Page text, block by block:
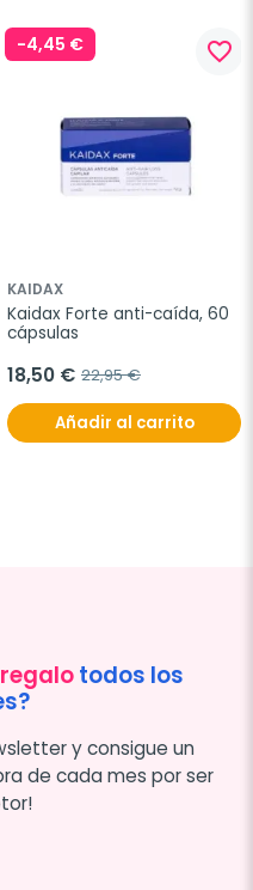
-4,45 € favorite_border
KAIDAX
Kaidax Forte anti-caída, 60
cápsulas
18,50 € 22,95 €
Añadir al carrito
regalotodos los
y consigue un
de cada mes por ser